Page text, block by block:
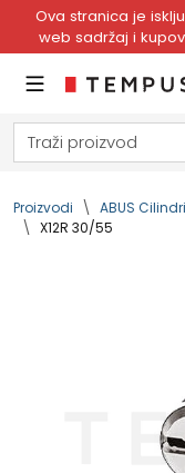
Ova stranica je
web sadržaj i
Proizvodi ABUS Cilindri
X12R 30/55